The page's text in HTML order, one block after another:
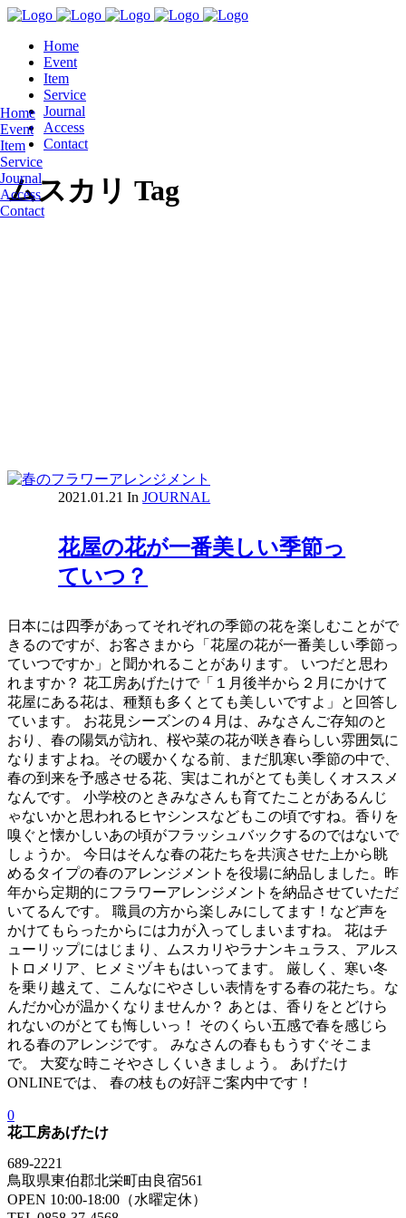
Home
Event
Item
Service
Journal
Access
Contact
Home
Event
Item
Service
Journal
Access
Contact
ムスカリ Tag
2021.01.21 In JOURNAL
花屋の花が一番美しい季節っ
ていつ？
日本には四季があってそれぞれの季節の花を楽しむことがで
きるのですが、お客さまから「花屋の花が一番美しい季節っ
ていつですか」と聞かれることがあります。 いつだと思わ
れますか？ 花工房あげたけで「１月後半から２月にかけて
花屋にある花は、種類も多くとても美しいですよ」と回答し
ています。 お花見シーズンの４月は、みなさんご存知のと
おり、春の陽気が訪れ、桜や菜の花が咲き春らしい雰囲気に
なりますよね。その暖かくなる前、まだ肌寒い季節の中で、
春の到来を予感させる花、実はこれがとても美しくオススメ
なんです。 小学校のときみなさんも育てたことがあるんじ
ゃないかと思われるヒヤシンスなどもこの頃ですね。香りを
嗅ぐと懐かしいあの頃がフラッシュバックするのではないで
しょうか。 今日はそんな春の花たちを共演させた上から眺
めるタイプの春のアレンジメントを役場に納品しました。昨
年から定期的にフラワーアレンジメントを納品させていただ
いてるんです。 職員の方から楽しみにしてます！など声を
かけてもらったからには力が入ってしまいますね。 花はチ
ューリップにはじまり、ムスカリやラナンキュラス、アルス
トロメリア、ヒメミヅキもはいってます。 厳しく、寒い冬
を乗り越えて、こんなにやさしい表情をする春の花たち。な
んだか心が温かくなりませんか？ あとは、香りをとどけら
れないのがとても悔しいっ！ そのくらい五感で春を感じら
れる春のアレンジです。 みなさんの春ももうすぐそこま
で。 大変な時こそやさしくいきましょう。 あげたけ
ONLINEでは、 春の枝もの好評ご案内中です！
0
花工房あげたけ
689-2221
鳥取県東伯郡北栄町由良宿561
OPEN 10:00-18:00（水曜定休）